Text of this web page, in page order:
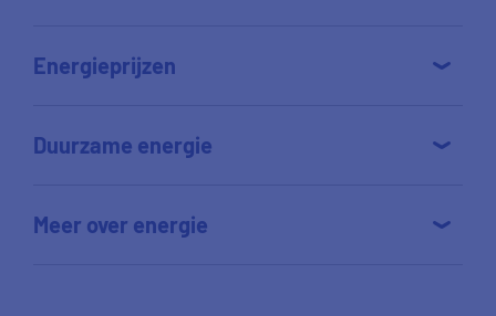
Energieprijzen
Duurzame energie
Meer over energie